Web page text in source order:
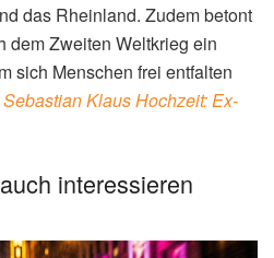
das Rheinland. Zudem betont
dem Zweiten Weltkrieg ein
sich Menschen frei entfalten
Sebastian Klaus Hochzeit: Ex-
interessieren